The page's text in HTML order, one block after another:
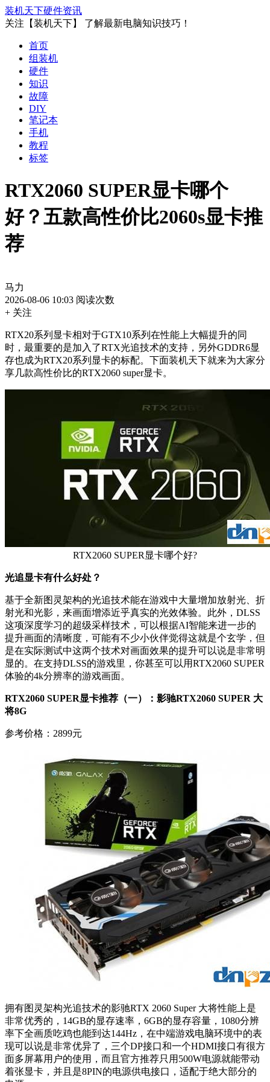
装机天下硬件资讯
关注【装机天下】 了解最新电脑知识技巧！
首页
组装机
硬件
知识
故障
DIY
笔记本
手机
教程
标签
RTX2060 SUPER显卡哪个
好？五款高性价比2060s显卡推
荐
马力
2026-08-06 10:03 阅读次数
+ 关注
RTX20系列显卡相对于GTX10系列在性能上大幅提升的同
时，最重要的是加入了RTX光追技术的支持，另外GDDR6显
存也成为RTX20系列显卡的标配。下面装机天下就来为大家分
享几款高性价比的RTX2060 super显卡。
RTX2060 SUPER显卡哪个好?
光追显卡有什么好处？
基于全新图灵架构的光追技术能在游戏中大量增加放射光、折
射光和光影，来画面增添近乎真实的光效体验。此外，DLSS
这项深度学习的超级采样技术，可以根据AI智能来进一步的
提升画面的清晰度，可能有不少小伙伴觉得这就是个玄学，但
是在实际测试中这两个技术对画面效果的提升可以说是非常明
显的。在支持DLSS的游戏里，你甚至可以用RTX2060 SUPER
体验的4k分辨率的游戏画面。
RTX2060 SUPER显卡推荐（一）：影驰RTX2060 SUPER 大
将8G
参考价格：2899元
拥有图灵架构光追技术的影驰RTX 2060 Super 大将性能上是
非常优秀的，14GB的显存速率，6GB的显存容量，1080分辨
率下全画质吃鸡也能到达144Hz，在中端游戏电脑环境中的表
现可以说是非常优异了，三个DP接口和一个HDMI接口有很方
面多屏幕用户的使用，而且官方推荐只用500W电源就能带动
着张显卡，并且是8PIN的电源供电接口，适配于绝大部分的